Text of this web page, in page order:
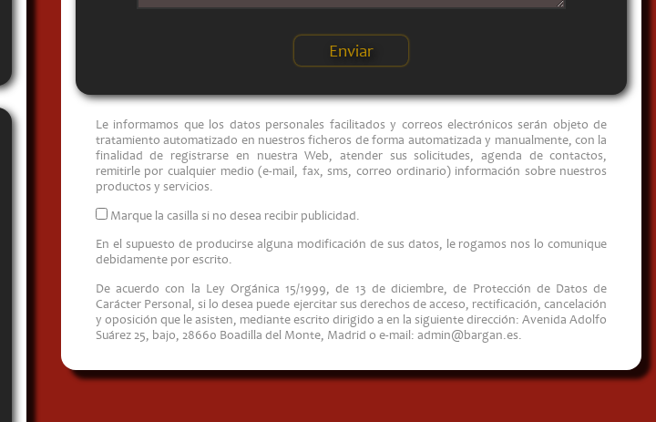
Le informamos que los datos personales facilitados y correos electrónicos serán objeto de
tratamiento automatizado en nuestros ficheros de forma automatizada y manualmente, con la
finalidad de registrarse en nuestra Web, atender sus solicitudes, agenda de contactos,
remitirle por cualquier medio (e-mail, fax, sms, correo ordinario) información sobre nuestros
productos y servicios.
Marque la casilla si no desea recibir publicidad.
En el supuesto de producirse alguna modificación de sus datos, le rogamos nos lo comunique
debidamente por escrito.
De acuerdo con la Ley Orgánica 15/1999, de 13 de diciembre, de Protección de Datos de
Carácter Personal, si lo desea puede ejercitar sus derechos de acceso, rectificación, cancelación
y oposición que le asisten, mediante escrito dirigido a en la siguiente dirección: Avenida Adolfo
Suárez 25, bajo, 28660 Boadilla del Monte, Madrid o e-mail: admin@bargan.es.